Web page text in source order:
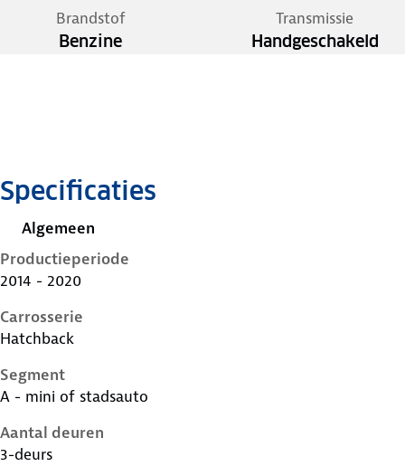
Brandstof
Benzine
Transmissie
Handgeschakeld
Specificaties
Algemeen
Productieperiode
2014 - 2020
Carrosserie
Hatchback
Segment
A - mini of stadsauto
Aantal deuren
3-deurs